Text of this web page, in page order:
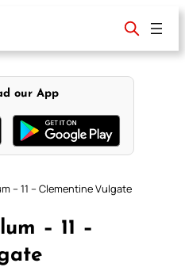
our App
– 11 – Clementine Vulgate
– 11 –